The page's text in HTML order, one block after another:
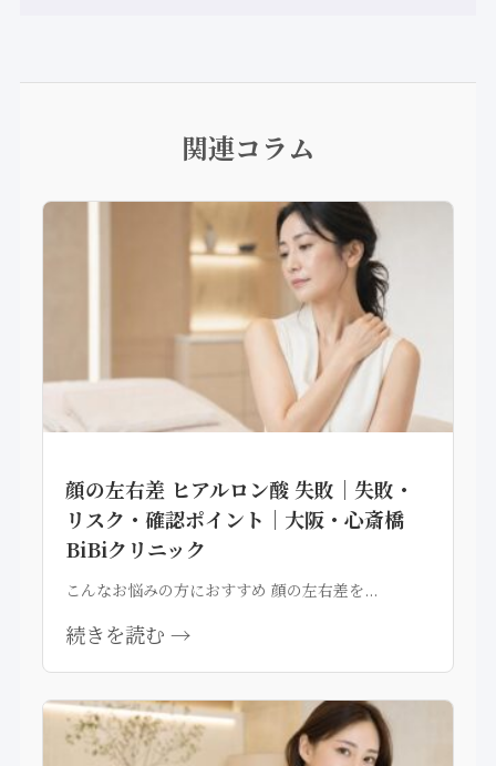
関連コラム
顔の左右差 ヒアルロン酸 失敗｜失敗・
リスク・確認ポイント｜大阪・心斎橋
BiBiクリニック
こんなお悩みの方におすすめ 顔の左右差を...
続きを読む →